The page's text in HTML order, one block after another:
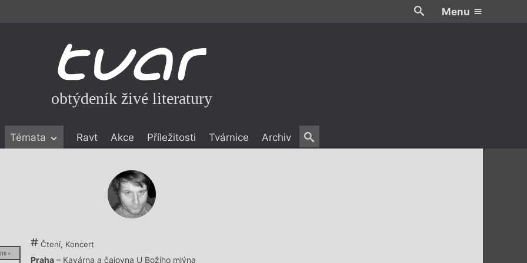
Menu
obtýdeník živé literatury
Témata Ravt Akce Příležitosti Tvárnice Archiv
=
Čtení, Koncert
Praha – Kavárna a čajovna U Božího mlýna